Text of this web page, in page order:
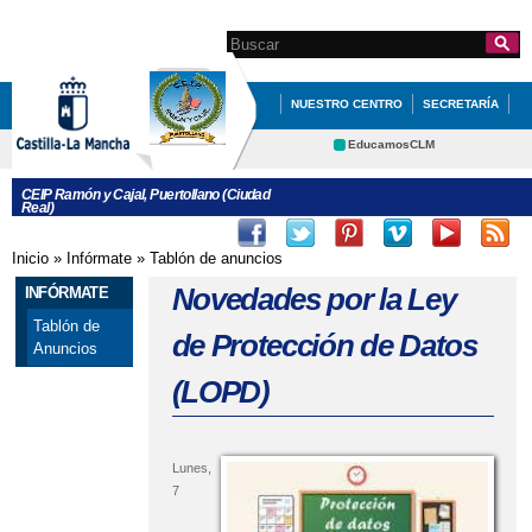
contenido
principal
Formulario de
búsqueda
Search this site
NUESTRO CENTRO SECRETARÍA
EDUCACIÓN QUÉ HACEMOS
EducamosCLM
Deportes CRFP
CEIP Ramón y Cajal, Puertollano (Ciudad
Real)
Se encuentra usted aquí
Inicio » Infórmate » Tablón de anuncios
INFÓRMATE
Tablón de
Anuncios
Novedades por la Ley
de Protección de Datos
(LOPD)
Lunes,
7